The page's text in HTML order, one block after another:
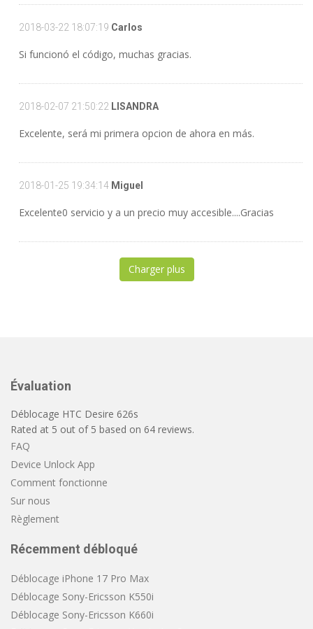
2018-03-22 18:07:19 Carlos
Si funcionó el código, muchas gracias.
2018-02-07 21:50:22 LISANDRA
Excelente, será mi primera opcion de ahora en más.
2018-01-25 19:34:14 Miguel
Excelente0 servicio y a un precio muy accesible....Gracias
Charger plus
Évaluation
Déblocage HTC Desire 626s
Rated at 5 out of 5 based on 64 reviews.
FAQ
Device Unlock App
Comment fonctionne
Sur nous
Règlement
Récemment débloqué
Déblocage iPhone 17 Pro Max
Déblocage Sony-Ericsson K550i
Déblocage Sony-Ericsson K660i